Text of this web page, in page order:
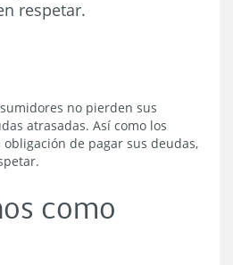
respetar.
no pierden sus
atrasadas. Así como los
de pagar sus deudas,
como